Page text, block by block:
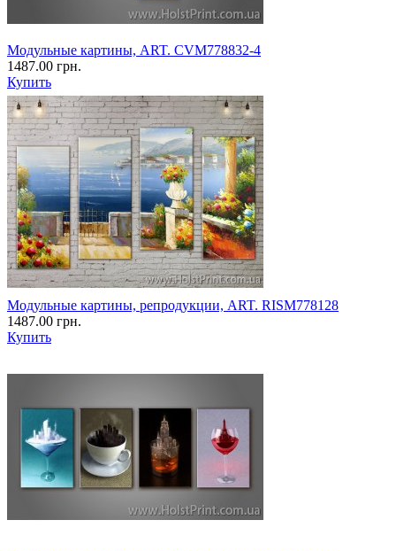
Модульные картины, ART. CVM778832-4
1487.00 грн.
Купить
Модульные картины, репродукции, ART. RISM778128
1487.00 грн.
Купить